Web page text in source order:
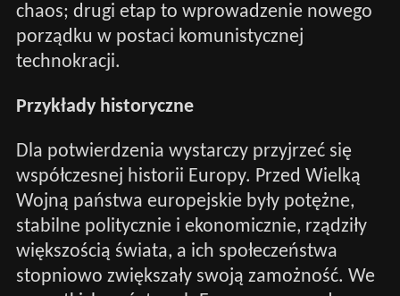
chaos; drugi etap to wprowadzenie nowego
porządku w postaci komunistycznej
technokracji.
Przykłady historyczne
Dla potwierdzenia wystarczy przyjrzeć się
współczesnej historii Europy. Przed Wielką
Wojną państwa europejskie były potężne,
stabilne politycznie i ekonomicznie, rządziły
większością świata, a ich społeczeństwa
stopniowo zwiększały swoją zamożność. We